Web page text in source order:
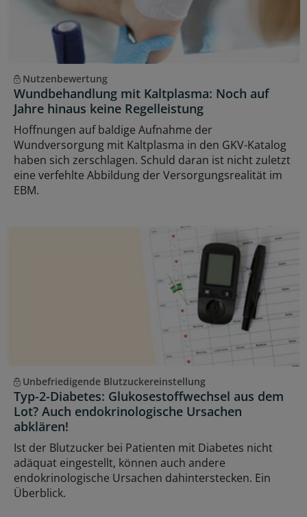
Nutzenbewertung
Wundbehandlung mit Kaltplasma: Noch auf
Jahre hinaus keine Regelleistung
Hoffnungen auf baldige Aufnahme der
Wundversorgung mit Kaltplasma in den GKV-Katalog
haben sich zerschlagen. Schuld daran ist nicht zuletzt
eine verfehlte Abbildung der Versorgungsrealität im
EBM.
Unbefriedigende Blutzuckereinstellung
Typ-2-Diabetes: Glukosestoffwechsel aus dem
Lot? Auch endokrinologische Ursachen
abklären!
Ist der Blutzucker bei Patienten mit Diabetes nicht
adäquat eingestellt, können auch andere
endokrinologische Ursachen dahinterstecken. Ein
Überblick.